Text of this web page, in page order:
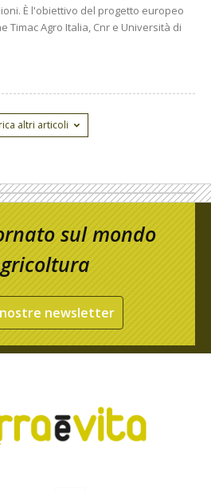
È l'obiettivo del progetto europeo
Timac Agro Italia, Cnr e Università di
altri articoli
sul mondo
newsletter